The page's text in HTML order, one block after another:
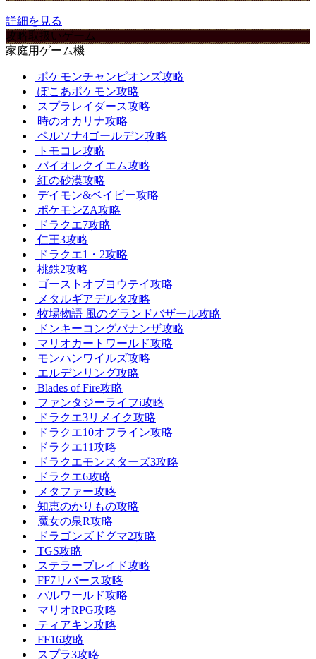
詳細を見る
攻略取扱いゲーム
家庭用ゲーム機
ポケモンチャンピオンズ攻略
ぽこあポケモン攻略
スプラレイダース攻略
時のオカリナ攻略
ペルソナ4ゴールデン攻略
トモコレ攻略
バイオレクイエム攻略
紅の砂漠攻略
デイモン&ベイビー攻略
ポケモンZA攻略
ドラクエ7攻略
仁王3攻略
ドラクエ1・2攻略
桃鉄2攻略
ゴーストオブヨウテイ攻略
メタルギアデルタ攻略
牧場物語 風のグランドバザール攻略
ドンキーコングバナンザ攻略
マリオカートワールド攻略
モンハンワイルズ攻略
エルデンリング攻略
Blades of Fire攻略
ファンタジーライフi攻略
ドラクエ3リメイク攻略
ドラクエ10オフライン攻略
ドラクエ11攻略
ドラクエモンスターズ3攻略
ドラクエ6攻略
メタファー攻略
知恵のかりもの攻略
魔女の泉R攻略
ドラゴンズドグマ2攻略
TGS攻略
ステラーブレイド攻略
FF7リバース攻略
パルワールド攻略
マリオRPG攻略
ティアキン攻略
FF16攻略
スプラ3攻略